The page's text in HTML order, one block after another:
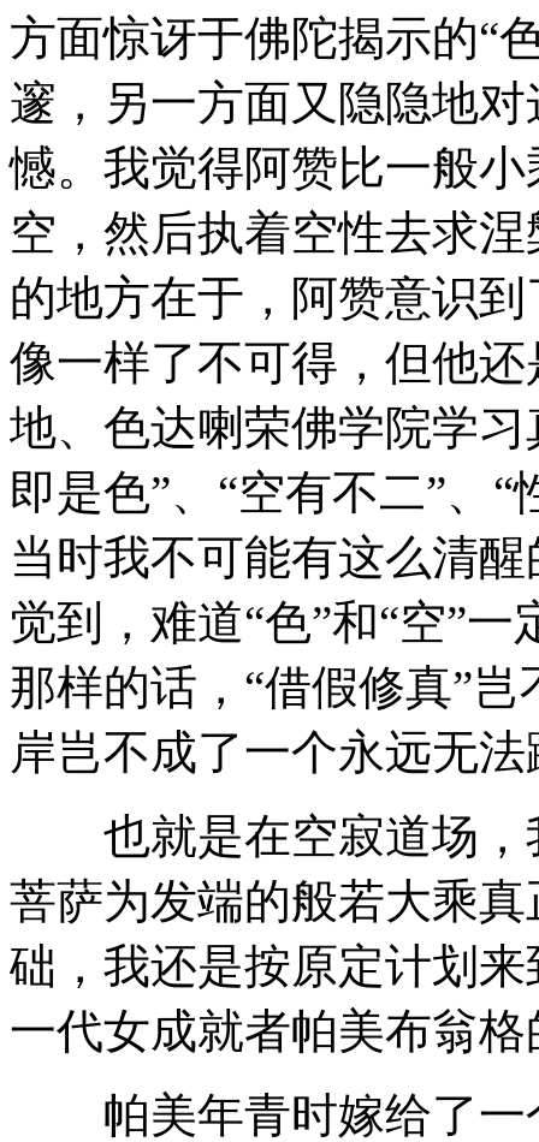
方面惊讶于佛陀揭示的“
邃，另一方面又隐隐地对
憾。我觉得阿赞比一般
空，然后执着空性去求
的地方在于，阿赞意识
像一样了不可得，但他
地、色达喇荣佛学院学
即是色”、“空有不二”、
当时我不可能有这么清
觉到，难道“色”和“空”
那样的话，“借假修真”
岸岂不成了一个永远无
也就是在空寂道场，
菩萨为发端的般若大乘
础，我还是按原定计划
一代女成就者帕美布翁
帕美年青时嫁给了一